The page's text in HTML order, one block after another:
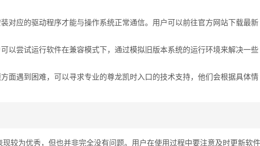
对应的驱动程序才能与操作系统正常通信。用户可以前往官方网站下载最新
以尝试运行软件在兼容模式下，通过模拟旧版本系统的运行环境来解决一些
面遇到困难，可以寻求专业的尊龙凯时入口的技术支持，他们会根据具体情
现较为优秀，但也并非完全没有问题。用户在使用过程中要注意及时更新软件